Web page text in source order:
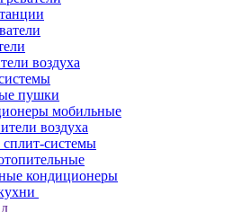
воздуха
пушки
мобильные
воздуха
системы
кондиционеры